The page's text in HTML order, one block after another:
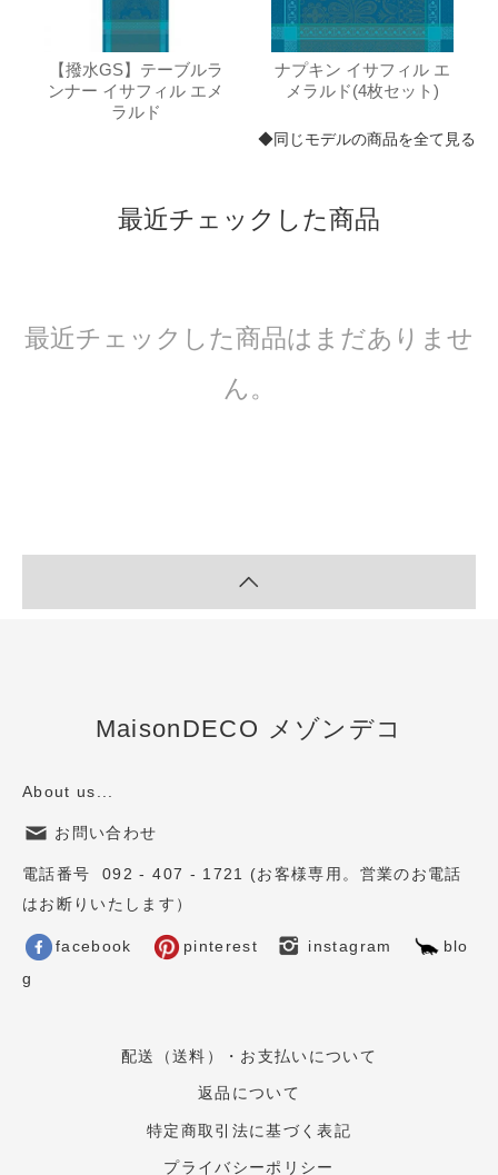
【撥水GS】テーブルラ
ンナー イサフィル エメ
ラルド
ナプキン イサフィル エ
メラルド(4枚セット)
◆同じモデルの商品を全て見る
最近チェックした商品
最近チェックした商品はまだありませ
ん。
MaisonDECO メゾンデコ
About us...
お問い合わせ
電話番号 092 - 407 - 1721 (お客様専用。営業のお電話
はお断りいたします）
facebook pinterest instagram
blo
g
配送（送料）・お支払いについて
返品について
特定商取引法に基づく表記
プライバシーポリシー